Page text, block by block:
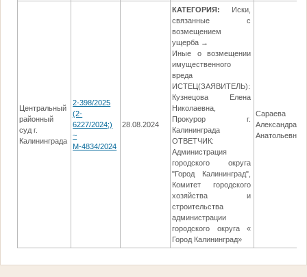
Центральный
районный
суд г.
Калининграда
2-398/2025
(2-
6227/2024;)
~
М-4834/2024
28.08.2024
КАТЕГОРИЯ:
Иски,
связанные с
возмещением
ущерба →
Иные о возмещении
имущественного
вреда
ИСТЕЦ(ЗАЯВИТЕЛЬ):
Кузнецова Елена
Николаевна,
Прокурор г.
Калининграда
ОТВЕТЧИК:
Администрация
городского округа
"Город Калининград",
Комитет городского
хозяйства и
строительства
администрации
городского округа «
Город Калининград»
Сараева
Александра
Анатольевна